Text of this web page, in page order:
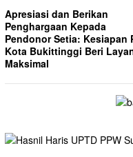
Apresiasi dan Berikan
Penghargaan Kepada
Pendonor Setia: Kesiapan
Kota Bukittinggi Beri
Maksimal